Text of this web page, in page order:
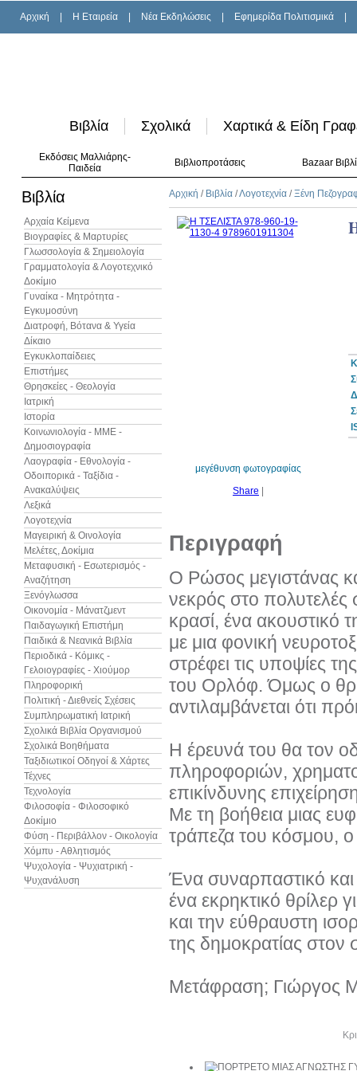
Αρχική H Εταιρεία Νέα Εκδηλώσεις Εφημερίδα Πολιτισμικά
Βιβλία Σχολικά Χαρτικά & Είδη
Εκδόσεις Μαλλιάρης-
Παιδεία
Βιβλιοπροτάσεις Bazaar
Βιβλία
Αρχαία Κείμενα
Βιογραφίες & Μαρτυρίες
Γλωσσολογία & Σημειολογία
Γραμματολογία & Λογοτεχνικό
Δοκίμιο
Γυναίκα - Μητρότητα -
Εγκυμοσύνη
Διατροφή, Βότανα & Υγεία
Δίκαιο
Εγκυκλοπαίδειες
Επιστήμες
Θρησκείες - Θεολογία
Ιατρική
Ιστορία
Κοινωνιολογία - ΜΜΕ -
Δημοσιογραφία
Λαογραφία - Εθνολογία -
Οδοιπορικά - Ταξίδια -
Ανακαλύψεις
Λεξικά
Λογοτεχνία
Μαγειρική & Οινολογία
Μελέτες, Δοκίμια
Μεταφυσική - Εσωτερισμός -
Αναζήτηση
Ξενόγλωσσα
Οικονομία - Μάνατζμεντ
Παιδαγωγική Επιστήμη
Παιδικά & Νεανικά Βιβλία
Περιοδικά - Κόμικς -
Γελοιογραφίες - Χιούμορ
Πληροφορική
Πολιτική - Διεθνείς Σχέσεις
Συμπληρωματική Ιατρική
Σχολικά Βιβλία Οργανισμού
Σχολικά Βοηθήματα
Ταξιδιωτικοί Οδηγοί & Χάρτες
Τέχνες
Τεχνολογία
Φιλοσοφία - Φιλοσοφικό
Δοκίμιο
Φύση - Περιβάλλον - Οικολογία
Χόμπυ - Αθλητισμός
Ψυχολογία - Ψυχιατρική -
Ψυχανάλυση
Αρχική / Βιβλία /Λογοτεχνία /Ξένη
μεγέθυνση φωτογραφίας
Share
Περιγραφή
Ο Ρώσος μεγιστάνας
νεκρός στο πολυτελές
κρασί, ένα ακουστικό
με μια φονική
στρέφει τις υποψίες
του Ορλόφ. Όμως ο
αντιλαμβάνεται ότι
Η έρευνά του θα τον
πληροφοριών,
επικίνδυνης
Με τη βοήθεια μιας
τράπεζα του κόσμου,
Ένα συναρπαστικό και
ένα εκρηκτικό θρίλερ
και την εύθραυστη
της δημοκρατίας
Μετάφραση; Γιώργος